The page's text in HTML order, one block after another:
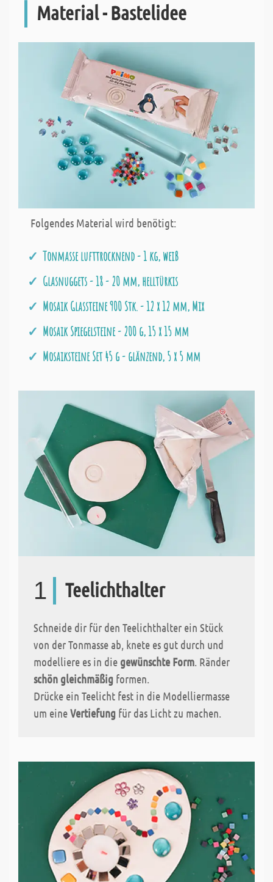
Material - Bastelidee
Folgendes Material wird benötigt:
Tonmasse lufttrocknend - 1 kg, weiß
Glasnuggets - 18 - 20 mm, helltürkis
Mosaik Glassteine 900 Stk. - 12 x 12 mm, Mix
Mosaik Spiegelsteine - 200 g, 15 x 15 mm
Mosaiksteine Set 45 g - glänzend, 5 x 5 mm
1 Teelichthalter
Schneide dir für den Teelichthalter ein Stück
von der Tonmasse ab, knete es gut durch und
modelliere es in die gewünschte Form. Ränder
schön gleichmäßig formen.
Drücke ein Teelicht fest in die Modelliermasse
um eineVertiefung für das Licht zu machen.